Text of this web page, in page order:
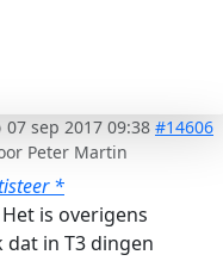
07 sep 2017 09:38 #14606
Peter Martin
*
is overigens
in T3 dingen